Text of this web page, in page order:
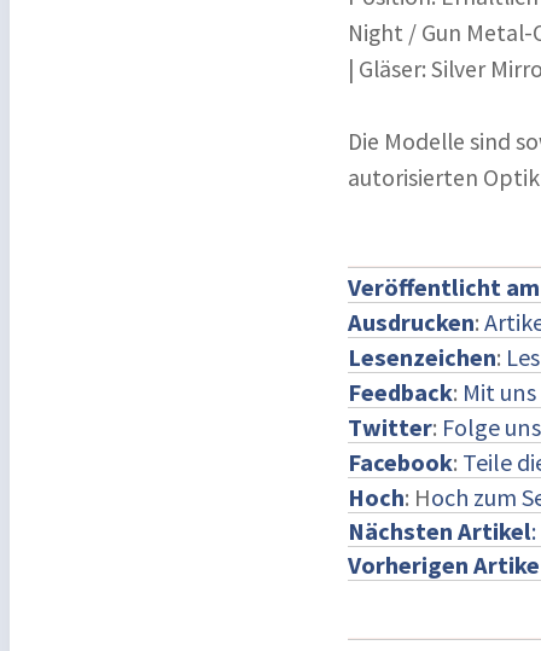
Night / Gun Metal-
| Gläser: Silver
Die Modelle sind
autorisierten
Veröffentlicht am
Ausdrucken:
Lesenzeichen:
Feedback: Mit
Twitter: Folge
Facebook: Teile
Hoch: Hoch zum
Nächsten Artikel
Vorherigen